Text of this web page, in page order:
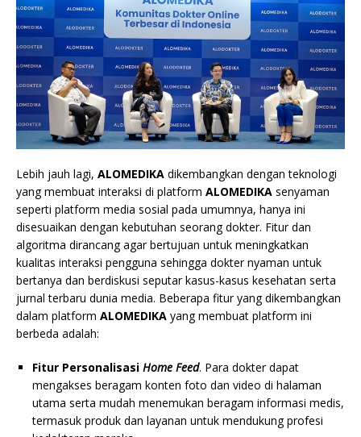
Lebih jauh lagi, ALOMEDIKA dikembangkan dengan teknologi
yang membuat interaksi di platform ALOMEDIKA senyaman
seperti platform media sosial pada umumnya, hanya ini
disesuaikan dengan kebutuhan seorang dokter. Fitur dan
algoritma dirancang agar bertujuan untuk meningkatkan
kualitas interaksi pengguna sehingga dokter nyaman untuk
bertanya dan berdiskusi seputar kasus-kasus kesehatan serta
jurnal terbaru dunia media. Beberapa fitur yang dikembangkan
dalam platform ALOMEDIKA yang membuat platform ini
berbeda adalah:
Fitur Personalisasi Home Feed. Para dokter dapat
mengakses beragam konten foto dan video di halaman
utama serta mudah menemukan beragam informasi medis,
termasuk produk dan layanan untuk mendukung profesi